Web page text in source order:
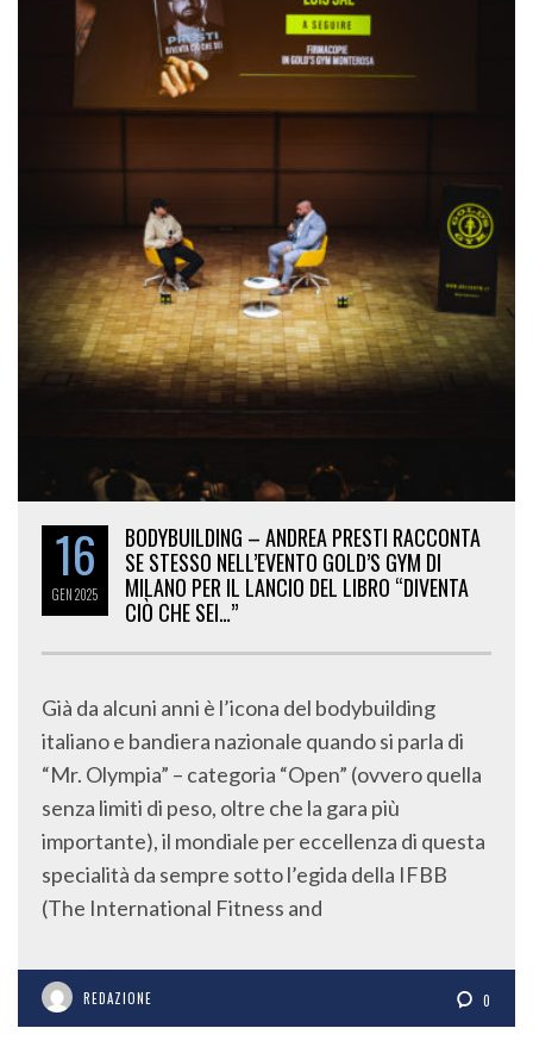
16
GEN2025
BODYBUILDING – ANDREA PRESTI RACCONTA
SE STESSO NELL’EVENTO GOLD’S GYM DI
MILANO PER IL LANCIO DEL LIBRO “DIVENTA
CIÒ CHE SEI…”
Già da alcuni anni è l’icona del bodybuilding
italiano e bandiera nazionale quando si parla di
“Mr. Olympia” – categoria “Open” (ovvero quella
senza limiti di peso, oltre che la gara più
importante), il mondiale per eccellenza di questa
specialità da sempre sotto l’egida della IFBB
(The International Fitness and
REDAZIONE 0